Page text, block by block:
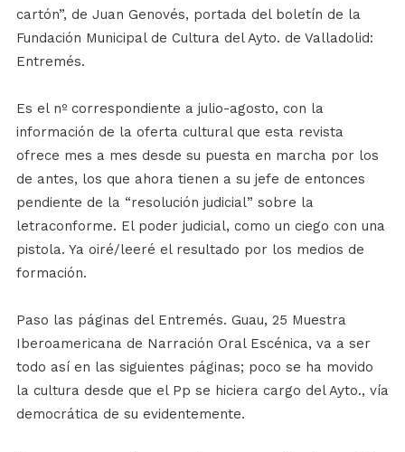
cartón”, de Juan Genovés, portada del boletín de la
Fundación Municipal de Cultura del Ayto. de Valladolid:
Entremés.
Es el nº correspondiente a julio-agosto, con la
información de la oferta cultural que esta revista
ofrece mes a mes desde su puesta en marcha por los
de antes, los que ahora tienen a su jefe de entonces
pendiente de la “resolución judicial” sobre la
letraconforme. El poder judicial, como un ciego con una
pistola. Ya oiré/leeré el resultado por los medios de
formación.
Paso las páginas del Entremés. Guau, 25 Muestra
Iberoamericana de Narración Oral Escénica, va a ser
todo así en las siguientes páginas; poco se ha movido
la cultura desde que el Pp se hiciera cargo del Ayto., vía
democrática de su evidentemente.